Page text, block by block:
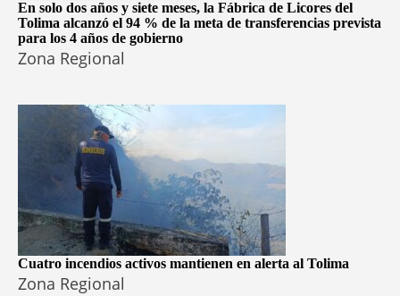
En solo dos años y siete meses, la Fábrica de Licores del
Tolima alcanzó el 94 % de la meta de transferencias prevista
para los 4 años de gobierno
Zona Regional
Cuatro incendios activos mantienen en alerta al Tolima
Zona Regional